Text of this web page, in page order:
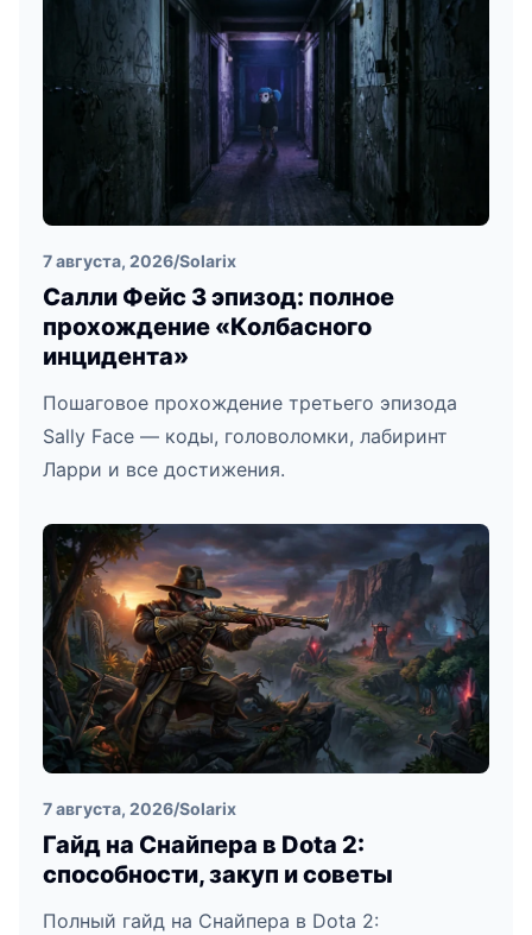
7 августа, 2026/Solarix
Салли Фейс 3 эпизод: полное
прохождение «Колбасного
инцидента»
Пошаговое прохождение третьего эпизода
Sally Face — коды, головоломки, лабиринт
Ларри и все достижения.
7 августа, 2026/Solarix
Гайд на Снайпера в Dota 2:
способности, закуп и советы
Полный гайд на Снайпера в Dota 2: